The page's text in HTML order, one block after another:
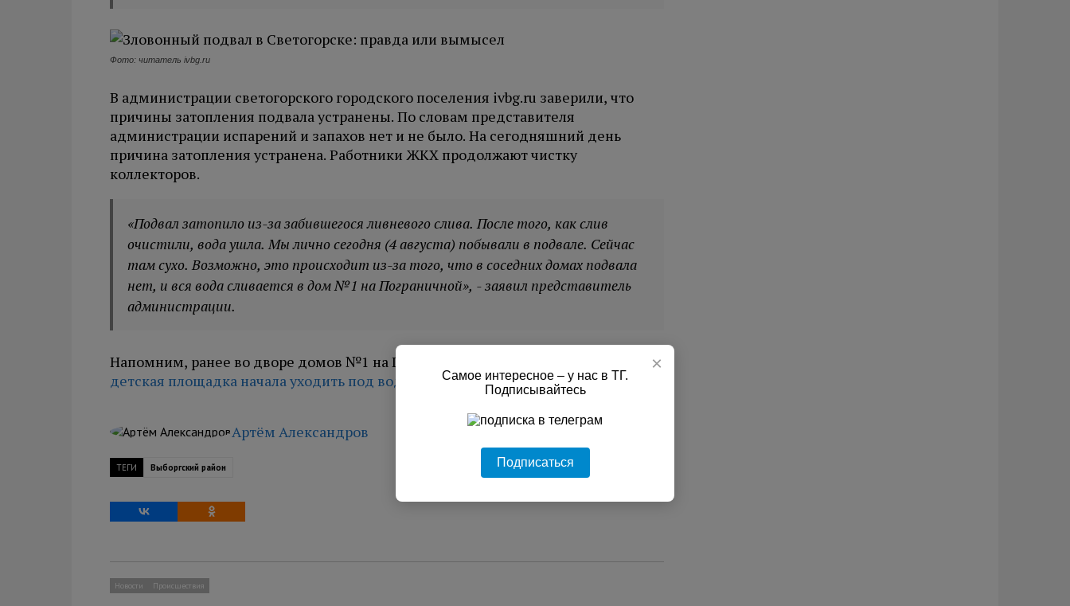
Фото: читатель ivbg.ru
В администрации светогорского городского поселения ivbg.ru заверили, что
причины затопления подвала устранены. По словам представителя
администрации испарений и запахов нет и не было. На сегодняшний день
причина затопления устранена. Работники ЖКХ продолжают чистку
коллекторов.
«Подвал затопило из-за забившегося ливневого слива. После того, как слив
очистили, вода ушла. Мы лично сегодня (4 августа) побывали в подвале. Сейчас
там сухо. Возможно, это происходит из-за того, что в соседних домах подвала
нет, и вся вода сливается в дом №1 на Пограничной», - заявил представитель
администрации.
Напомним, ранее во дворе домов №1 на Пограничной улице и улице Победы, 27
детская площадка начала уходить под воду.
Артём Александров
ТЕГИ Выборгский район
Новости Происшествия
×
Самое интересное – у нас в ТГ.
Подписывайтесь
Подписаться